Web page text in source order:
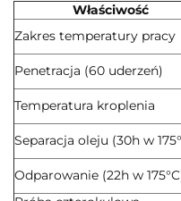
Właściwość
Zakres temperatury pracy
Penetracja (60 uderzeń)
Temperatura kroplenia
Separacja oleju (30h w
Odparowanie (22h w